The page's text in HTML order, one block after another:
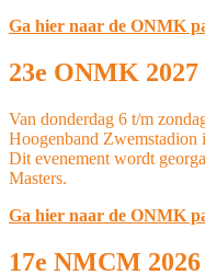
Ga hier naar de ONMK
23e ONMK
Van donderdag 6 t/m
Hoogenband Zwemstadion
Dit evenement wordt
Masters.
Ga hier naar de ONMK
17e NMCM